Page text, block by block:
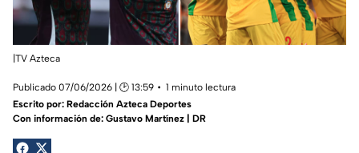
|TV Azteca
Publicado 07/06/2026 | 🕑 13:59
1 minuto lectura
Escrito por: Redacción Azteca Deportes
Con información de: Gustavo Martínez | DR